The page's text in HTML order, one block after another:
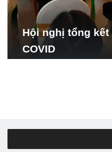
Hội nghị tổng kết
COVID